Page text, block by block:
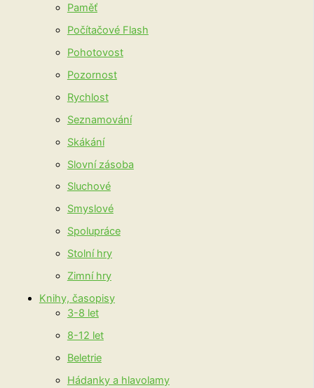
Paměť
Počítačové Flash
Pohotovost
Pozornost
Rychlost
Seznamování
Skákání
Slovní zásoba
Sluchové
Smyslové
Spolupráce
Stolní hry
Zimní hry
Knihy, časopisy
3-8 let
8-12 let
Beletrie
Hádanky a hlavolamy